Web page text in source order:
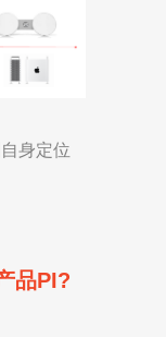
身定位
品PI?